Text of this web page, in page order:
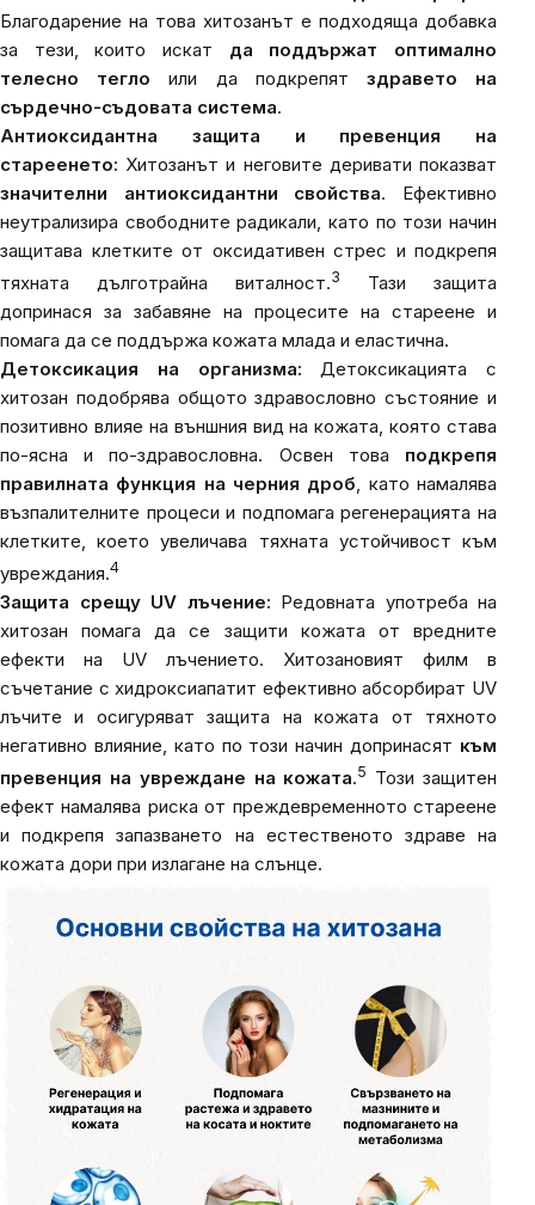
Благодарение на това хитозанът е подходяща добавка
за тези, които искат да поддържат оптимално
телесно тегло или да подкрепят здравето на
сърдечно-съдовата система.
Антиоксидантна защита и превенция на
стареенето: Хитозанът и неговите деривати показват
значителни антиоксидантни свойства. Ефективно
неутрализира свободните радикали, като по този начин
защитава клетките от оксидативен стрес и подкрепя
тяхната дълготрайна виталност.3
Тази защита
допринася за забавяне на процесите на стареене и
помага да се поддържа кожата млада и еластична.
Детоксикация на организма:Детоксикацията с
хитозан подобрява общото здравословно състояние и
позитивно влияе на външния вид на кожата, която става
по-ясна и по-здравословна. Освен това подкрепя
правилната функция на черния дроб, като намалява
възпалителните процеси и подпомага регенерацията на
клетките, което увеличава тяхната устойчивост към
увреждания.4
Защита срещу UV лъчение: Редовната употреба на
хитозан помага да се защити кожата от вредните
ефекти на UV лъчението. Хитозановият филм в
съчетание с хидроксиапатит ефективно абсорбират UV
лъчите и осигуряват защита на кожата от тяхното
негативно влияние, като по този начин допринасят към
превенция на увреждане на кожата.5 Този защитен
ефект намалява риска от преждевременното стареене
и подкрепя запазването на естественото здраве на
кожата дори при излагане на слънце.